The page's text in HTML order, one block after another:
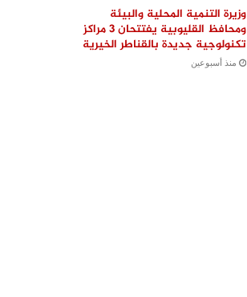
وزيرة التنمية المحلية والبيئة
ومحافظ القليوبية يفتتحان 3 مراكز
تكنولوجية جديدة بالقناطر الخيرية
منذ أسبوعين